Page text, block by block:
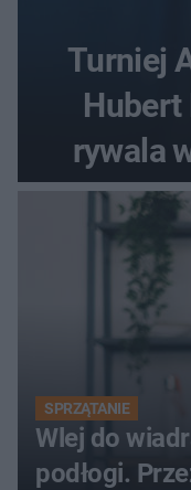
Turniej
Hubert
rywala
SPRZĄTANIE
Wlej do
podłogi.